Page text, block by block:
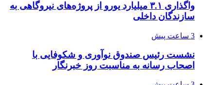
واگذاری ۳.۱ میلیارد یورو از پروژه‌های نیروگاهی به
سازندگان داخلی
3 ساعت پیش
نشست رئیس صندوق نوآوری و شکوفایی با
اصحاب رسانه به مناسبت روز خبرنگار